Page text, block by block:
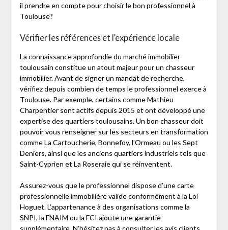
il prendre en compte pour choisir le bon professionnel à
Toulouse?
Vérifier les références et l’expérience locale
La connaissance approfondie du marché immobilier
toulousain constitue un atout majeur pour un chasseur
immobilier. Avant de signer un mandat de recherche,
vérifiez depuis combien de temps le professionnel exerce à
Toulouse. Par exemple, certains comme Mathieu
Charpentier sont actifs depuis 2015 et ont développé une
expertise des quartiers toulousains. Un bon chasseur doit
pouvoir vous renseigner sur les secteurs en transformation
comme La Cartoucherie, Bonnefoy, l’Ormeau ou les Sept
Deniers, ainsi que les anciens quartiers industriels tels que
Saint-Cyprien et La Roseraie qui se réinventent.
Assurez-vous que le professionnel dispose d’une carte
professionnelle immobilière valide conformément à la Loi
Hoguet. L’appartenance à des organisations comme la
SNPI, la FNAIM ou la FCI ajoute une garantie